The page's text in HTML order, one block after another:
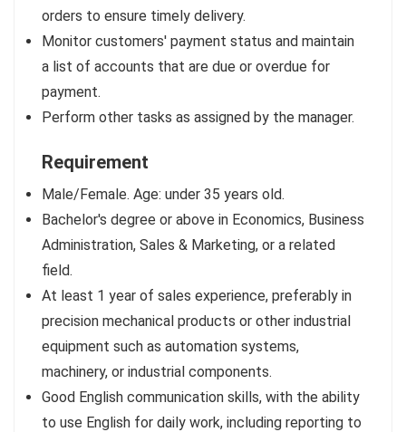
orders to ensure timely delivery.
Monitor customers' payment status and maintain
a list of accounts that are due or overdue for
payment.
Perform other tasks as assigned by the manager.
Requirement
Male/Female. Age: under 35 years old.
Bachelor's degree or above in Economics, Business
Administration, Sales & Marketing, or a related
field.
At least 1 year of sales experience, preferably in
precision mechanical products or other industrial
equipment such as automation systems,
machinery, or industrial components.
Good English communication skills, with the ability
to use English for daily work, including reporting to